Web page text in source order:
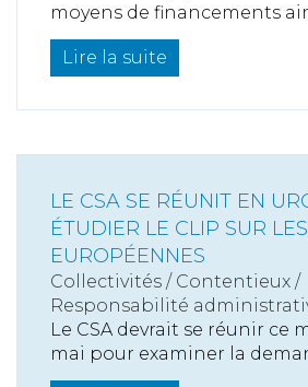
moyens de financements
Lire la suite
LE CSA SE RÉUNIT EN
ÉTUDIER LE CLIP SUR
EUROPÉENNES
Collectivités / Contentieux /
Responsabilité
Le CSA devrait se réunir ce
mai pour examiner la